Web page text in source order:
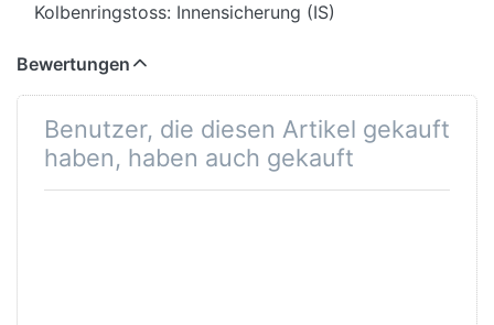
Kolbenringstoss: Innensicherung (IS)
Bewertungen
Benutzer, die diesen Artikel gekauft
haben, haben auch gekauft